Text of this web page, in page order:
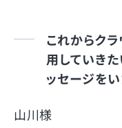
これからク
用していき
ッセージを
山川様